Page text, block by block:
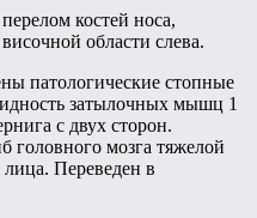
костей носа,
области слева.
патологические стопные
затылочных мышц 1
с двух сторон.
мозга тяжелой
Переведен в